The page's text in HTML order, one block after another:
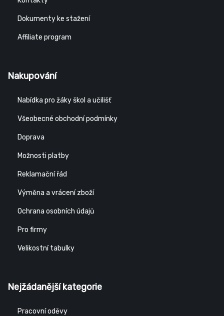
Dokumenty ke stažení
Affiliate program
Nakupování
Nabídka pro žáky škol a učilišť
Všeobecné obchodní podmínky
Doprava
Možnosti platby
Reklamační řád
Výměna a vrácení zboží
Ochrana osobních údajů
Pro firmy
Velikostní tabulky
Nejžádanější kategorie
Pracovní oděvy